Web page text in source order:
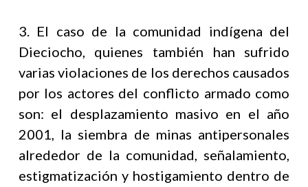
3. El caso de la comunidad indígena del
Dieciocho, quienes también han sufrido
varias violaciones de los derechos causados
por los actores del conflicto armado como
son: el desplazamiento masivo en el año
2001, la siembra de minas antipersonales
alrededor de la comunidad, señalamiento,
estigmatización y hostigamiento dentro de